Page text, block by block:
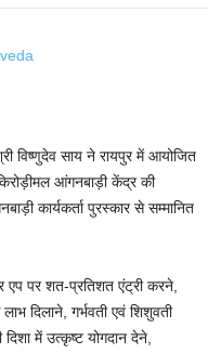
विष्णुदेव साय ने रायपुर में आयोजित
आंगनबाड़ी केंद्र की
कार्यकर्ता पुरस्कार से सम्मानित
पर शत-प्रतिशत एंट्री करने,
दिलाने, गर्भवती एवं शिशुवती
में उत्कृष्ट योगदान देने,